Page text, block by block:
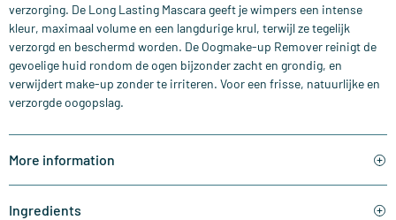
verzorging. De Long Lasting Mascara geeft je wimpers een intense
kleur, maximaal volume en een langdurige krul, terwijl ze tegelijk
verzorgd en beschermd worden. De Oogmake-up Remover reinigt de
gevoelige huid rondom de ogen bijzonder zacht en grondig, en
verwijdert make-up zonder te irriteren. Voor een frisse, natuurlijke en
verzorgde oogopslag.
More information
Ingredients